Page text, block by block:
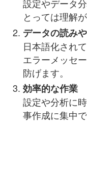
設定やデータ
とっては理解
データの読み
日本語化され
エラーメッセ
防げます。
効率的な作業
設定や分析に
事作成に集中で